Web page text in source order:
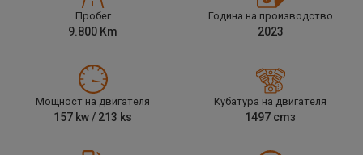
Пробег
9.800 Km
Година на производство
2023
Мощност на двигателя
157 kw / 213 ks
Кубатура на двигателя
1497 cm3